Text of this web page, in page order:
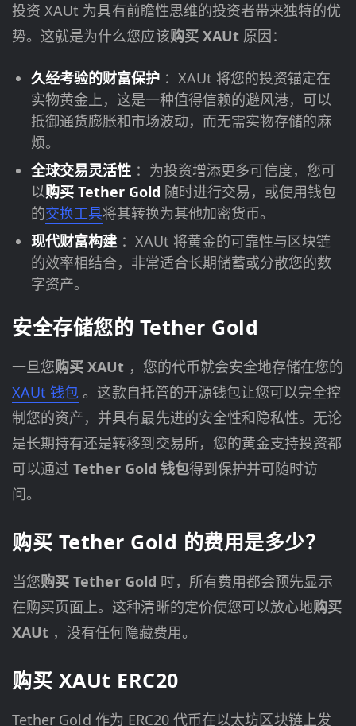
投资 XAUt 为具有前瞻性思维的投资者带来独特的优
势。这就是为什么您应该购买 XAUt 原因：
久经考验的财富保护 ：XAUt 将您的投资锚定在
实物黄金上，这是一种值得信赖的避风港，可以
抵御通货膨胀和市场波动，而无需实物存储的麻
烦。
全球交易灵活性 ：为投资增添更多可信度，您可
以购买 Tether Gold 随时进行交易，或使用钱包
的交换工具将其转换为其他加密货币。
现代财富构建：XAUt 将黄金的可靠性与区块链
的效率相结合，非常适合长期储蓄或分散您的数
字资产。
安全存储您的 Tether Gold
一旦您购买 XAUt ，您的代币就会安全地存储在您的
XAUt 钱包 。这款自托管的开源钱包让您可以完全控
制您的资产，并具有最先进的安全性和隐私性。无论
是长期持有还是转移到交易所，您的黄金支持投资都
可以通过 Tether Gold 钱包得到保护并可随时访
问。
购买 Tether Gold 的费用是多少？
当您购买 Tether Gold 时，所有费用都会预先显示
在购买页面上。这种清晰的定价使您可以放心地购买
XAUt ，没有任何隐藏费用。
购买 XAUt ERC20
Tether Gold 作为 ERC20 代币在以太坊区块链上发